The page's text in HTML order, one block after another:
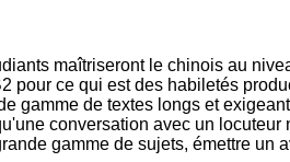
maîtriseront le chinois au
pour ce qui est des habiletés
gamme de textes longs et
conversation avec un
gamme de sujets, émettre un